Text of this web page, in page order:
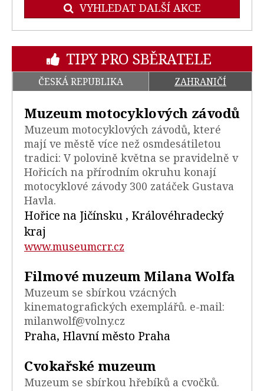
VYHLEDAT DALŠÍ AKCE
TIPY PRO SBĚRATELE
ČESKÁ REPUBLIKA ZAHRANIČÍ
Muzeum motocyklových závodů
Muzeum motocyklových závodů, které
mají ve městě více než osmdesátiletou
tradici: V polovině května se pravidelně v
Hořicích na přírodním okruhu konají
motocyklové závody 300 zatáček Gustava
Havla.
Hořice na Jičínsku , Královéhradecký
kraj
www.museumcrr.cz
Filmové muzeum Milana Wolfa
Muzeum se sbírkou vzácných
kinematografických exemplářů. e-mail:
milanwolf@volny.cz
Praha, Hlavní město Praha
Cvokařské muzeum
Muzeum se sbírkou hřebíků a cvočků.